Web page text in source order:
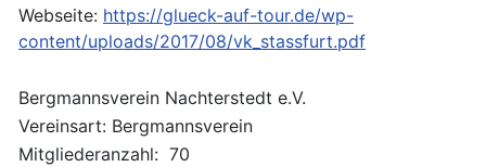
Webseite: https://glueck-auf-tour.de/wp-
content/uploads/2017/08/vk_stassfurt.pdf
Bergmannsverein Nachterstedt e.V.
Vereinsart: Bergmannsverein
Mitgliederanzahl: 70